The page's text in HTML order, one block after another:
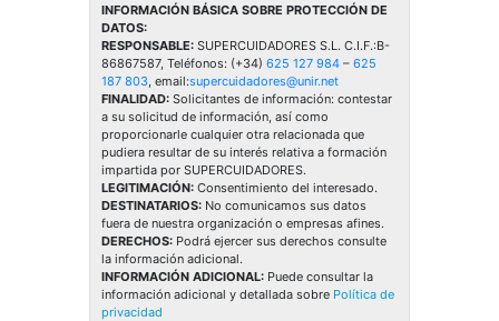
INFORMACIÓN BÁSICA SOBRE PROTECCIÓN DE
DATOS:
RESPONSABLE: SUPERCUIDADORES S.L. C.I.F.:B-
86867587, Teléfonos: (+34) 625 127 984 – 625
187 803, email:supercuidadores@unir.net
FINALIDAD: Solicitantes de información: contestar
a su solicitud de información, así como
proporcionarle cualquier otra relacionada que
pudiera resultar de su interés relativa a formación
impartida por SUPERCUIDADORES.
LEGITIMACIÓN: Consentimiento del interesado.
DESTINATARIOS: No comunicamos sus datos
fuera de nuestra organización o empresas afines.
DERECHOS: Podrá ejercer sus derechos consulte
la información adicional.
INFORMACIÓN ADICIONAL: Puede consultar la
información adicional y detallada sobre Política de
privacidad